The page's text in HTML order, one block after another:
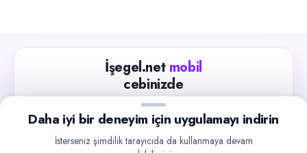
İşegel.net mobil
cebinizde
Güncel iş ilanlarını takip edin, işverenlerle hızlıca
iletişime geçin.
Google Play
Daha iyi bir deneyim için uygulamayı indirin
İsterseniz şimdilik tarayıcıda da kullanmaya devam